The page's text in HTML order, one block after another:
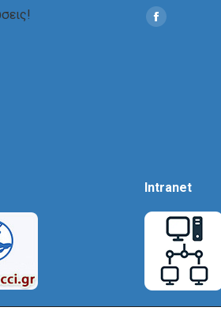
Find us on:
Social
Intranet